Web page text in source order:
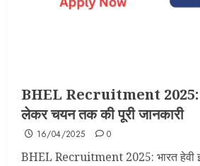
BHEL Recruitment 2025:
लेकर चयन तक की पूरी जानकारी
16/04/2025 0
BHEL Recruitment 2025: भारत हेवी